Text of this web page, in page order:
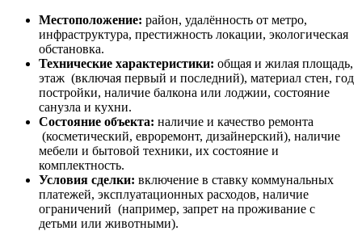
Местоположение: район, удалённость от метро,
инфраструктура, престижность локации, экологическая
обстановка.
Технические характеристики: общая и жилая площадь,
этаж (включая первый и последний), материал стен, год
постройки, наличие балкона или лоджии, состояние
санузла и кухни.
Состояние объекта: наличие и качество ремонта
(косметический, евроремонт, дизайнерский), наличие
мебели и бытовой техники, их состояние и
комплектность.
Условия сделки: включение в ставку коммунальных
платежей, эксплуатационных расходов, наличие
ограничений (например, запрет на проживание с
детьми или животными).